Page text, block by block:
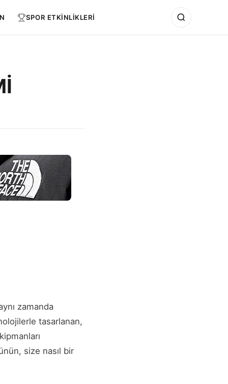
SPOR ETKİNLİKLERİ
zamanda
tasarlanan,
size nasıl bir